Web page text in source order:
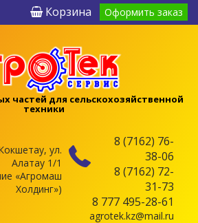
Корзина Оформить заказ
частей для сельскохозяйственной
техники
8 (7162) 76-
38-06
8 (7162) 72-
31-73
8 777 495-28-61
agrotek.kz@mail.ru
ул.
Алатау 1/1
«Агромаш
Холдинг»)